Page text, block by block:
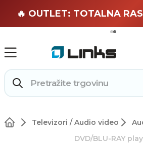
🏄 Zaslužuješ
🔥 OUTLET: TOTALNA
Televizori / Audio video
DVD/BLU-RAY